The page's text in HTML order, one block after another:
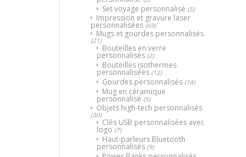
Set voyage personnalisé (5)
Impression et gravure laser
personnalisées (69)
Mugs et gourdes personnalisés
(21)
Bouteilles en verre
personnalisés (2)
Bouteilles isothermes
personnalisées (12)
Gourdes personnalisés (14)
Mug en céramique
personnalisé (5)
Objets high-tech personnalisés
(30)
Clés USB personnalisées avec
logo (7)
Haut-parleurs Bluetooth
personnalisés (9)